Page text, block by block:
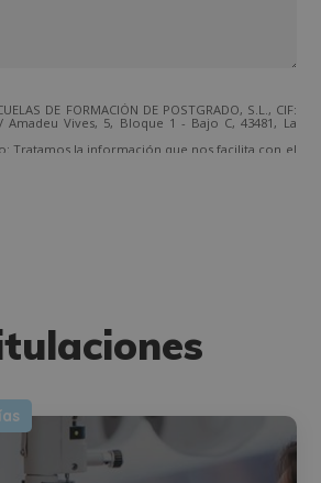
DE FORMACIÓN DE POSTGRADO, S.L., CIF:
Amadeu Vives, 5, Bloque 1 - Bajo C, 43481, La
Tratamos la información que nos facilita con el
y otros tipo de productos que fueran de su
sus derechos identificándose suficientemente,
nuestra Política de Privacidad.